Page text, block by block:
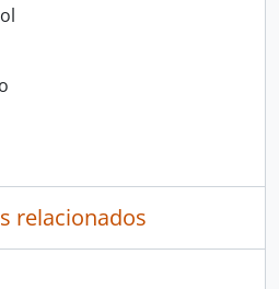
relacionados